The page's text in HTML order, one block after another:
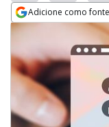
Adicione como
Opens in new